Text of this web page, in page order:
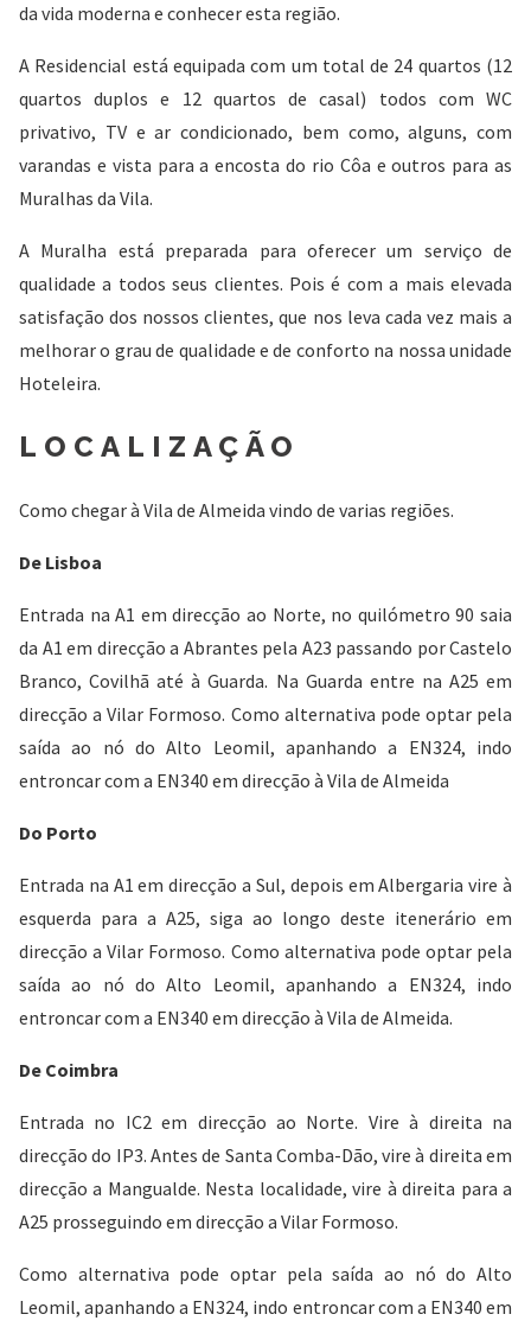
da vida moderna e conhecer esta região.
A Residencial está equipada com um total de 24 quartos (12
quartos duplos e 12 quartos de casal) todos com WC
privativo, TV e ar condicionado, bem como, alguns, com
varandas e vista para a encosta do rio Côa e outros para as
Muralhas da Vila.
A Muralha está preparada para oferecer um serviço de
qualidade a todos seus clientes. Pois é com a mais elevada
satisfação dos nossos clientes, que nos leva cada vez mais a
melhorar o grau de qualidade e de conforto na nossa unidade
Hoteleira.
LOCALIZAÇÃO
Como chegar à Vila de Almeida vindo de varias regiões.
De Lisboa
Entrada na A1 em direcção ao Norte, no quilómetro 90 saia
da A1 em direcção a Abrantes pela A23 passando por Castelo
Branco, Covilhã até à Guarda. Na Guarda entre na A25 em
direcção a Vilar Formoso. Como alternativa pode optar pela
saída ao nó do Alto Leomil, apanhando a EN324, indo
entroncar com a EN340 em direcção à Vila de Almeida
Do Porto
Entrada na A1 em direcção a Sul, depois em Albergaria vire à
esquerda para a A25, siga ao longo deste itenerário em
direcção a Vilar Formoso. Como alternativa pode optar pela
saída ao nó do Alto Leomil, apanhando a EN324, indo
entroncar com a EN340 em direcção à Vila de Almeida.
De Coimbra
Entrada no IC2 em direcção ao Norte. Vire à direita na
direcção do IP3. Antes de Santa Comba-Dão, vire à direita em
direcção a Mangualde. Nesta localidade, vire à direita para a
A25 prosseguindo em direcção a Vilar Formoso.
Como alternativa pode optar pela saída ao nó do Alto
Leomil, apanhando a EN324, indo entroncar com a EN340 em